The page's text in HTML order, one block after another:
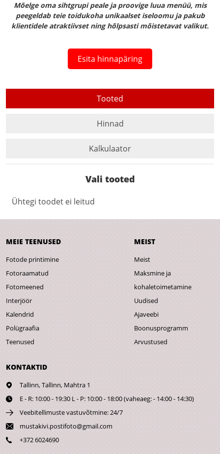
Mõelge oma sihtgrupi peale ja proovige luua menüü, mis
peegeldab teie toidukoha unikaalset iseloomu ja pakub
klientidele atraktiivset ning hõlpsasti mõistetavat valikut.
Tooted
Hinnad
Kalkulaator
Vali tooted
Ühtegi toodet ei leitud
MEIE TEENUSED
Fotode printimine
Fotoraamatud
Fotomeened
Interjöör
Kalendrid
Polügraafia
Teenused
MEIST
Meist
Maksmine ja
kohaletoimetamine
Uudised
Ajaveebi
Boonusprogramm
Arvustused
KONTAKTID
Tallinn,Tallinn, Mahtra 1
E - R: 10:00 - 19:30 L - P: 10:00 - 18:00 (vaheaeg: - 14:00 - 14:30)
Veebitellimuste vastuvõtmine: 24/7
mustakivi.postifoto@gmail.com
+372 6024690